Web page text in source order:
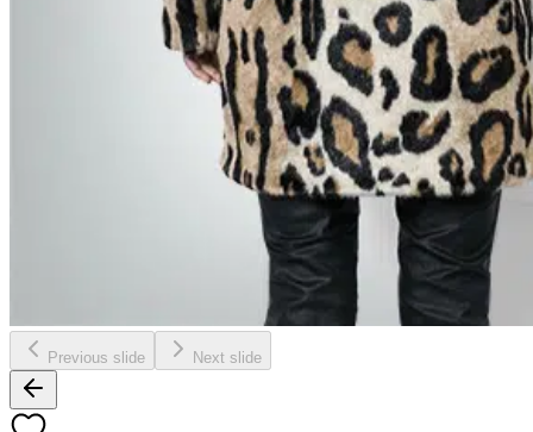
Previous slide Next slide